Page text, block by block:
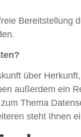
Bereitstellung
über
außerdem ein
Thema
steht Ihnen